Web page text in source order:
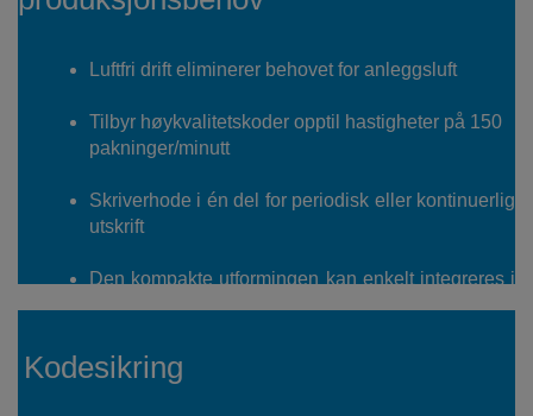
Luftfri drift eliminerer behovet for anleggsluft
Tilbyr høykvalitetskoder opptil hastigheter på 150
pakninger/minutt
Skriverhode i én del for periodisk eller kontinuerlig
utskrift
Den kompakte utformingen kan enkelt integreres i
Kodesikring